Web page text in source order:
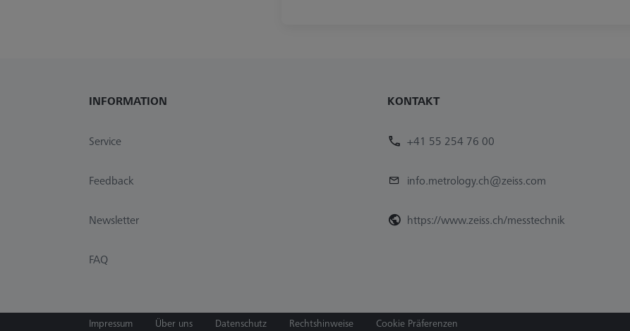
INFORMATION
Service
Feedback
Newsletter
FAQ
KONTAKT
+41 55 254 76 00
info.metrology.ch@zeiss.com
https://www.zeiss.ch/messtechnik
Impressum Über uns Datenschutz Rechtshinweise Cookie Präferenzen